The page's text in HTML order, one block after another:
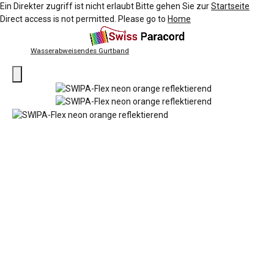
Ein Direkter zugriff ist nicht erlaubt Bitte gehen Sie zurStartseite
Direct access is not permitted. Please go to Home
Wasserabweisendes Gurtband